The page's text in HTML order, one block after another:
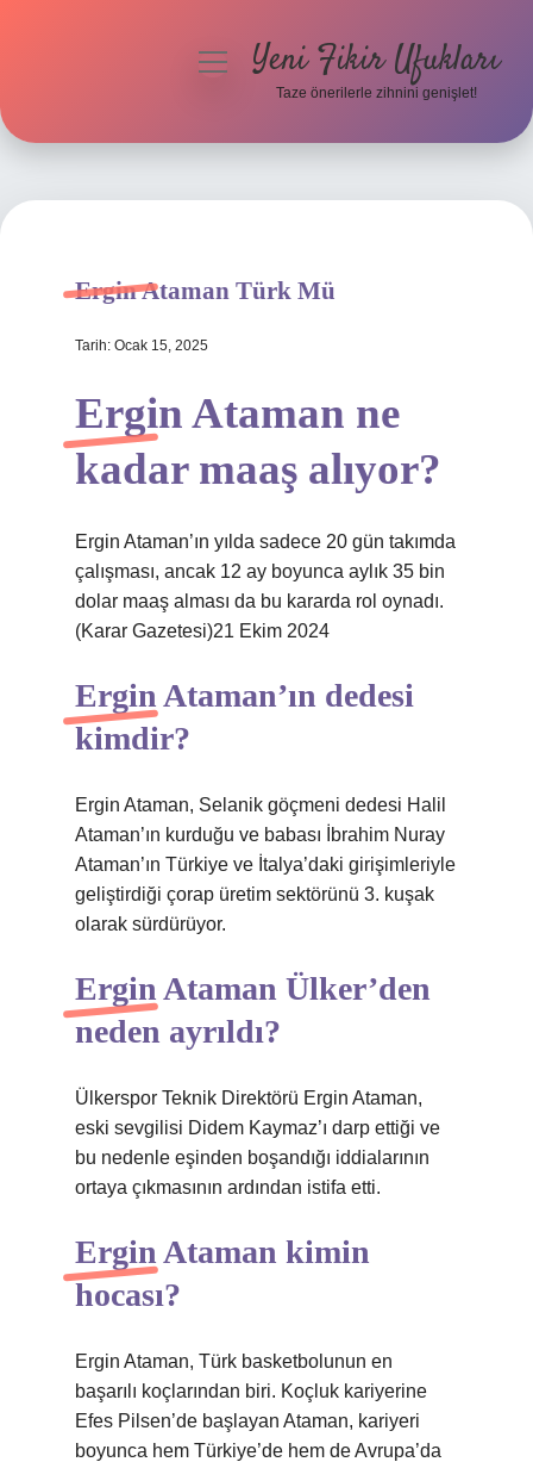
Hakkımızda
menüyüYeni Fikir Ufukları
Taze önerilerle zihnini genişlet!
Ergin Ataman Türk Mü
Tarih: Ocak 15, 2025
Ergin Ataman ne
kadar maaş alıyor?
Ergin Ataman’ın yılda sadece 20 gün takımda
çalışması, ancak 12 ay boyunca aylık 35 bin
dolar maaş alması da bu kararda rol oynadı.
(Karar Gazetesi)21 Ekim 2024
Ergin Ataman’ın dedesi
kimdir?
Ergin Ataman, Selanik göçmeni dedesi Halil
Ataman’ın kurduğu ve babası İbrahim Nuray
Ataman’ın Türkiye ve İtalya’daki girişimleriyle
geliştirdiği çorap üretim sektörünü 3. kuşak
olarak sürdürüyor.
Ergin Ataman Ülker’den
neden ayrıldı?
Ülkerspor Teknik Direktörü Ergin Ataman,
eski sevgilisi Didem Kaymaz’ı darp ettiği ve
bu nedenle eşinden boşandığı iddialarının
ortaya çıkmasının ardından istifa etti.
Ergin Ataman kimin
hocası?
Ergin Ataman, Türk basketbolunun en
başarılı koçlarından biri. Koçluk kariyerine
Efes Pilsen’de başlayan Ataman, kariyeri
boyunca hem Türkiye’de hem de Avrupa’da